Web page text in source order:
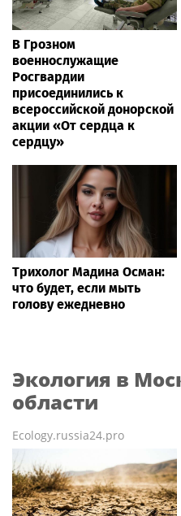
В Грозном
военнослужащие
Росгвардии
присоединились к
всероссийской донорской
акции «От сердца к
сердцу»
Трихолог Мадина Осман:
что будет, если мыть
голову ежедневно
Экология в
области
Ecology.russia24.pro